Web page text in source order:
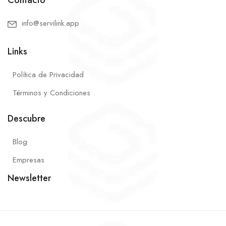
info@servilink.app
Links
Política de Privacidad
Términos y Condiciones
Descubre
Blog
Empresas
Newsletter